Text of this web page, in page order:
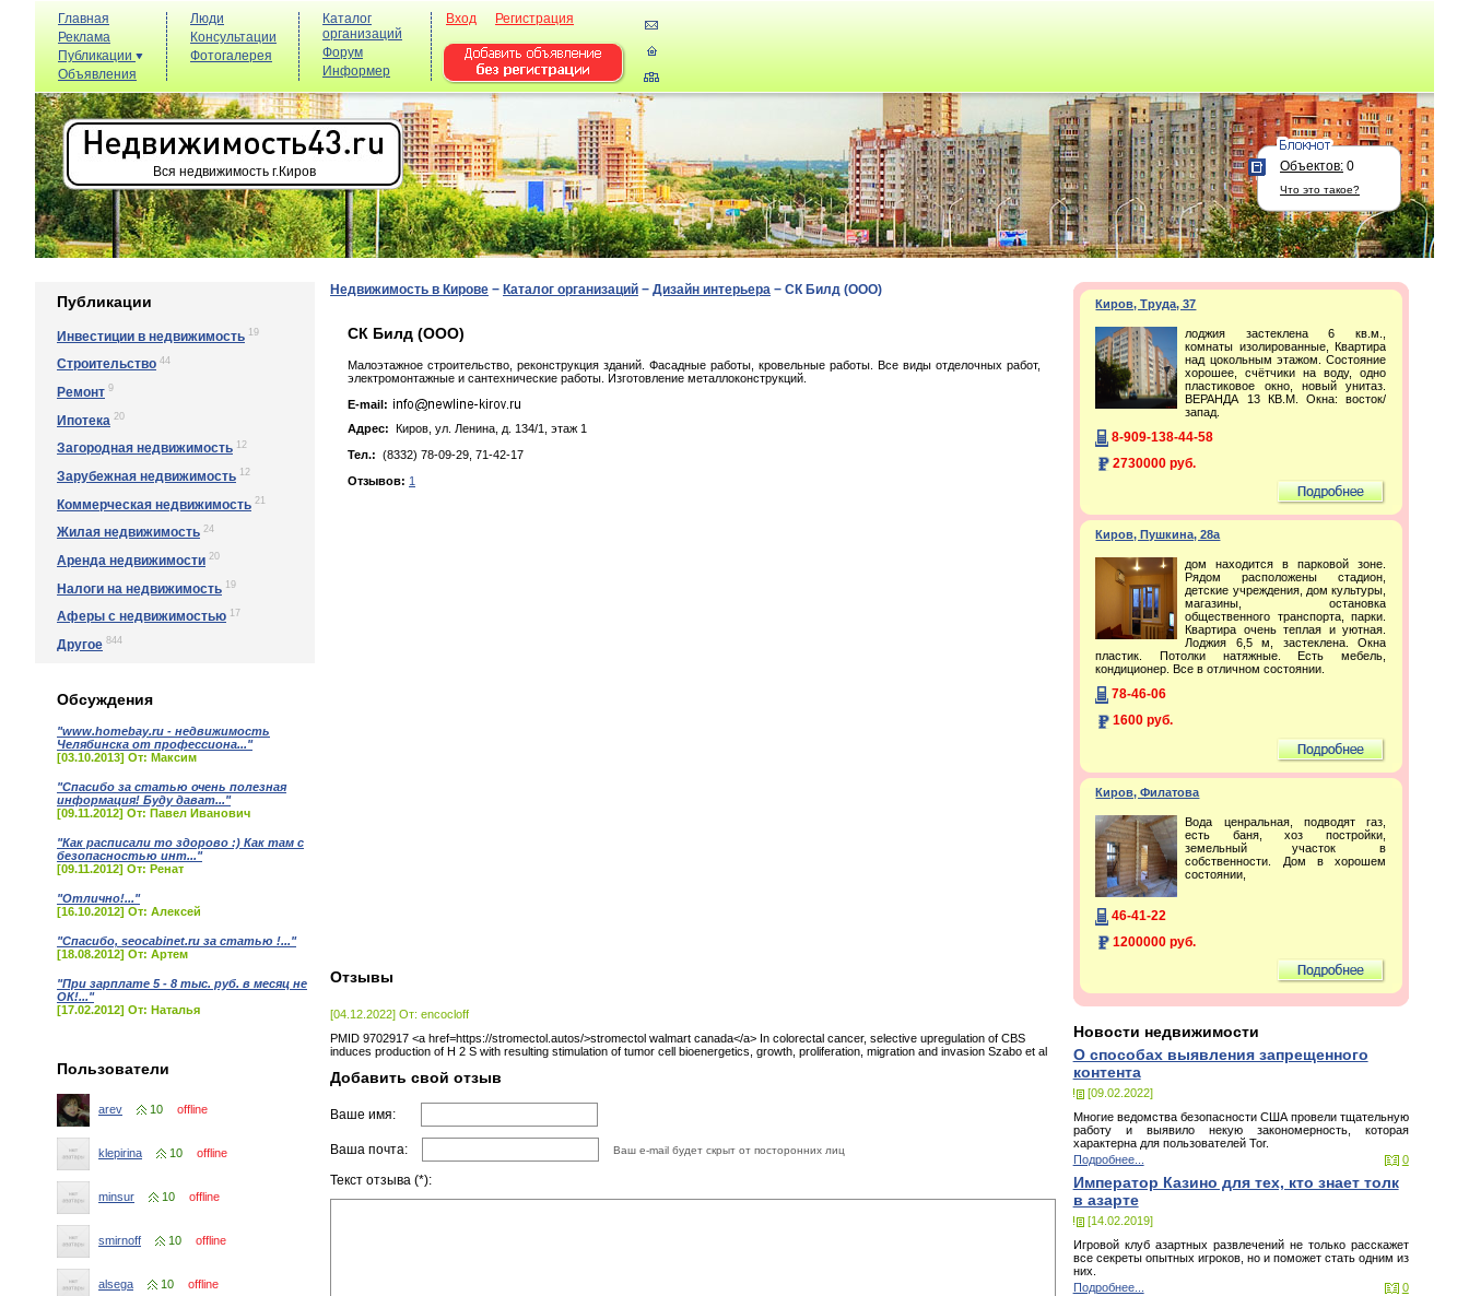
Главная
Реклама
Публикации
Объявления
Люди
Консультации
Фотогалерея
Каталог
организаций
Форум
Информер
Вход Регистрация
Вся недвижимость г.Киров Объектов: 0
Что это такое?
Публикации
Инвестиции в недвижимость 19
Строительство 44
Ремонт 9
Ипотека 20
Загородная недвижимость 12
Зарубежная недвижимость 12
Коммерческая недвижимость 21
Жилая недвижимость 24
Аренда недвижимости 20
Налоги на недвижимость 19
Аферы с недвижимостью 17
Другое 844
Обсуждения
"www.homebay.ru - недвижимость
Челябинска от профессиона..."
[03.10.2013] От: Максим
"Спасибо за статью очень полезная
информация! Буду дават..."
[09.11.2012] От: Павел Иванович
"Как расписали то здорово :) Как там с
безопасностью инт..."
[09.11.2012] От: Ренат
"Отлично!..."
[16.10.2012] От: Алексей
"Спасибо, seocabinet.ru за статью !..."
[18.08.2012] От: Артем
"При зарплате 5 - 8 тыс. руб. в месяц не
ОК!..."
[17.02.2012] От: Наталья
Пользователи
arev 10 offline
klepirina 10 offline
minsur 10 offline
smirnoff 10 offline
alsega 10 offline
Недвижимость в Кирове − Каталог организаций − Дизайн интерьера − СК Билд (ООО)
СК Билд (ООО)
Малоэтажное строительство, реконструкция зданий. Фасадные работы, кровельные работы. Все виды отделочных работ,
электромонтажные и сантехнические работы. Изготовление металлоконструкций.
E-mail:
Адрес: Киров, ул. Лeнинa, д. 134/1, этаж 1
Тел.: (8332) 78-09-29, 71-42-17
Отзывов: 1
Отзывы
[04.12.2022] От: encocloff
PMID 9702917 <a href=https://stromectol.autos/>stromectol walmart canada</a> In colorectal cancer, selective upregulation of CBS
induces production of H 2 S with resulting stimulation of tumor cell bioenergetics, growth, proliferation, migration and invasion Szabo et al
Добавить свой отзыв
Ваше имя:
Ваша почта: Ваш e-mail будет скрыт от посторонних лиц
Текст отзыва (*):
Киров, Труда, 37
лоджия застеклена 6 кв.м.,
комнаты изолированные, Квартира
над цокольным этажом. Состояние
хорошее, счётчики на воду, одно
пластиковое окно, новый унитаз.
ВЕРАНДА 13 КВ.М. Окна: восток/
запад.
8-909-138-44-58
2730000 руб.
Киров, Пушкина, 28а
дом находится в парковой зоне.
Рядом расположены стадион,
детские учреждения, дом культуры,
магазины, остановка
общественного транспорта, парки.
Квартира очень теплая и уютная.
Лоджия 6,5 м, застеклена. Окна
пластик. Потолки натяжные. Есть мебель,
кондиционер. Все в отличном состоянии.
78-46-06
1600 руб.
Киров, Филатова
Вода ценральная, подводят газ,
есть баня, хоз постройки,
земельный участок в
собственности. Дом в хорошем
состоянии,
46-41-22
1200000 руб.
Новости недвижимости
О способах выявления запрещенного
контента
[09.02.2022]
Многие ведомства безопасности США провели тщательную
работу и выявило некую закономерность, которая
характерна для пользователей Tor.
Подробнее...
0
Император Казино для тех, кто знает толк
в азарте
[14.02.2019]
Игровой клуб азартных развлечений не только расскажет
все секреты опытных игроков, но и поможет стать одним из
них.
Подробнее...
0